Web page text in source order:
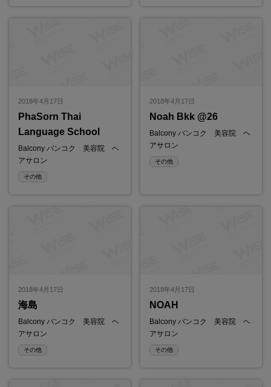
2018年4月17日
PhaSorn Thai
Language School
Balcony バンコク 美容院 ヘ
アサロン
その他
2018年4月17日
Noah Bkk @26
Balcony バンコク 美容院 ヘ
アサロン
その他
2018年4月17日
海島
Balcony バンコク 美容院 ヘ
アサロン
その他
2018年4月17日
NOAH
Balcony バンコク 美容院 ヘ
アサロン
その他